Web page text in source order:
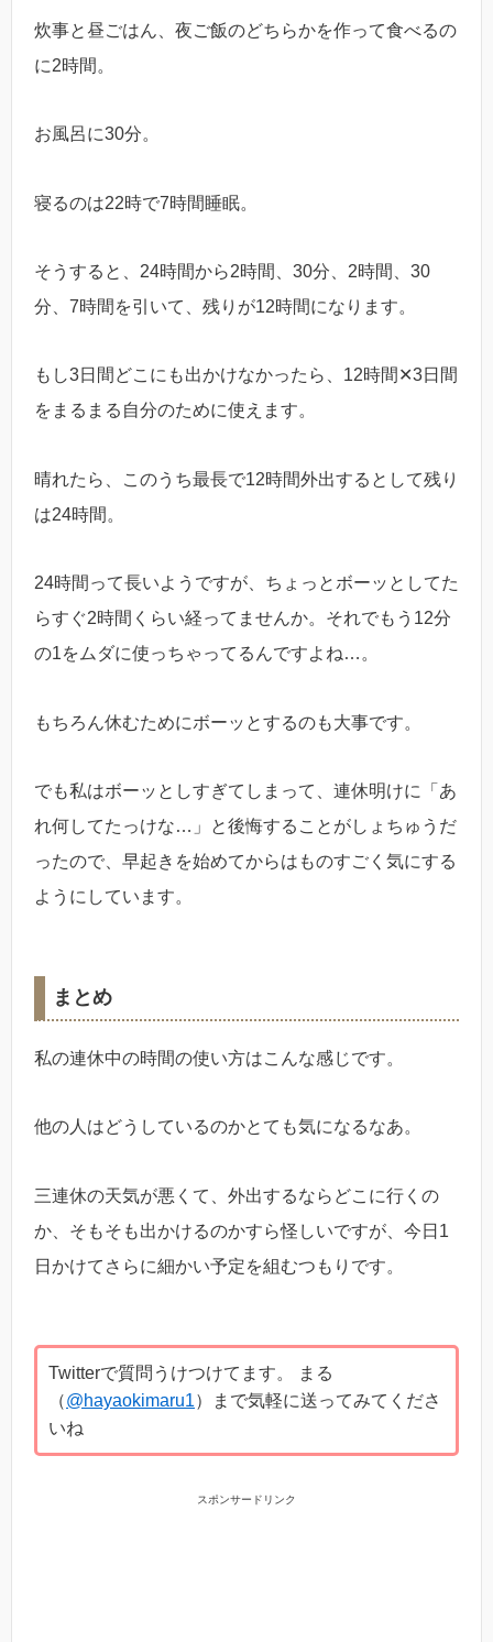
炊事と昼ごはん、夜ご飯のどちらかを作って食べるの
に2時間。
お風呂に30分。
寝るのは22時で7時間睡眠。
そうすると、24時間から2時間、30分、2時間、30
分、7時間を引いて、残りが12時間になります。
もし3日間どこにも出かけなかったら、12時間✕3日間
をまるまる自分のために使えます。
晴れたら、このうち最長で12時間外出するとして残り
は24時間。
24時間って長いようですが、ちょっとボーッとしてた
らすぐ2時間くらい経ってませんか。それでもう12分
の1をムダに使っちゃってるんですよね…。
もちろん休むためにボーッとするのも大事です。
でも私はボーッとしすぎてしまって、連休明けに「あ
れ何してたっけな…」と後悔することがしょちゅうだ
ったので、早起きを始めてからはものすごく気にする
ようにしています。
まとめ
私の連休中の時間の使い方はこんな感じです。
他の人はどうしているのかとても気になるなあ。
三連休の天気が悪くて、外出するならどこに行くの
か、そもそも出かけるのかすら怪しいですが、今日1
日かけてさらに細かい予定を組むつもりです。
Twitterで質問うけつけてます。 まる
（@hayaokimaru1）まで気軽に送ってみてくださ
いね
スポンサードリンク